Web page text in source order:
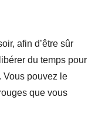
afin d’être sûr
du temps pour
Vous pouvez le
que vous